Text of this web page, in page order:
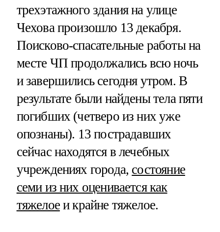
трехэтажного здания на улице
Чехова произошло 13 декабря.
Поисково-спасательные работы на
месте ЧП продолжались всю ночь
и завершились сегодня утром. В
результате были найдены тела пяти
погибших (четверо из них уже
опознаны). 13 пострадавших
сейчас находятся в лечебных
учреждениях города, состояние
семи из них оценивается как
тяжелоеи крайне тяжелое.